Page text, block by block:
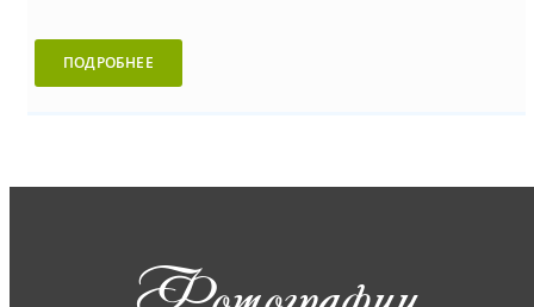
ПОДРОБНЕЕ
Фотографии